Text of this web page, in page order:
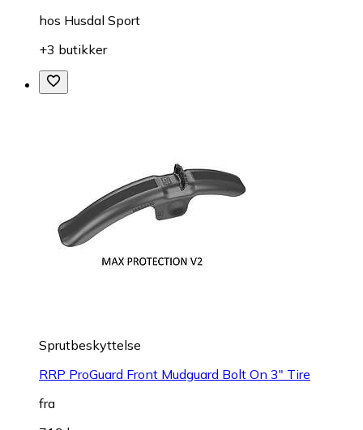
hos Husdal Sport
+3 butikker
Sprutbeskyttelse
RRP ProGuard Front Mudguard Bolt On 3" Tire
fra